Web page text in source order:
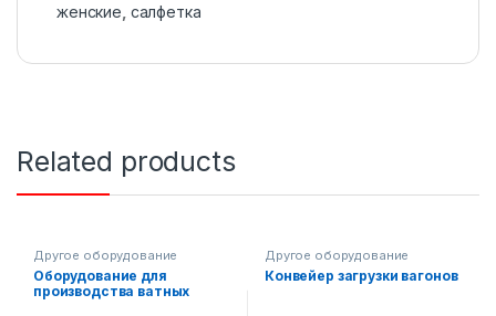
женские салфетка
Related products
Другое оборудование
Оборудование для
производства ватных
Другое оборудование
Конвейер загрузки вагонов